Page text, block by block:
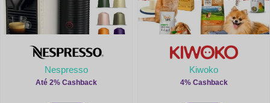
Nespresso
Até 2% Cashback
Kiwoko
4% Cashback